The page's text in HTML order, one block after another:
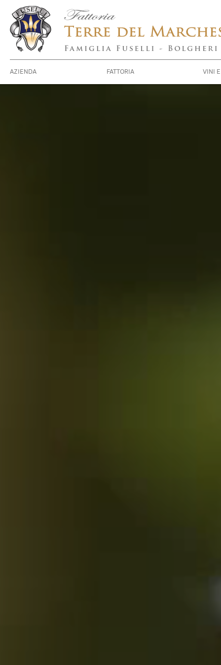
Fattoria
Terre
del
Marchesato
-
Famiglia
Fuselli
-
Bolgheri,
Livorno
AZIENDA FATTORIA VINI